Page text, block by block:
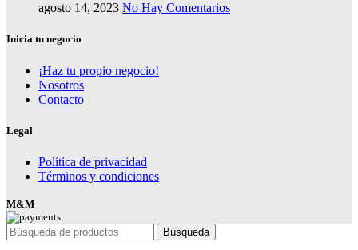
agosto 14, 2023 No Hay Comentarios
Inicia tu negocio
¡Haz tu propio negocio!
Nosotros
Contacto
Legal
Política de privacidad
Términos y condiciones
M&M
Búsqueda